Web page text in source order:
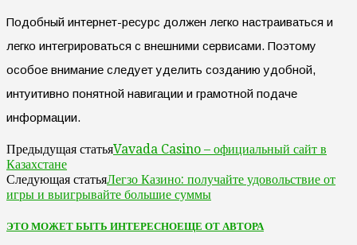
Подобный интернет-ресурс должен легко настраиваться и
легко интегрироваться с внешними сервисами. Поэтому
особое внимание следует уделить созданию удобной,
интуитивно понятной навигации и грамотной подаче
информации.
Предыдущая статьяVavada Casino – официальный сайт в
Казахстане
Следующая статьяЛегзо Казино: получайте удовольствие от
игры и выигрывайте большие суммы
ЭТО МОЖЕТ БЫТЬ ИНТЕРЕСНОЕЩЕ ОТ АВТОРА